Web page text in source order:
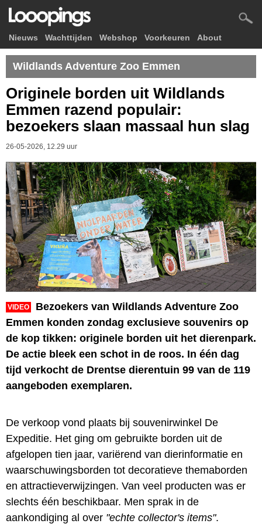
Nieuws Wachttijden Webshop Voorkeuren About
Wildlands Adventure Zoo Emmen
Originele borden uit Wildlands
Emmen razend populair:
bezoekers slaan massaal hun slag
26-05-2026, 12.29 uur
VIDEO
Bezoekers van Wildlands Adventure Zoo
Emmen konden zondag exclusieve souvenirs op
de kop tikken: originele borden uit het dierenpark.
De actie bleek een schot in de roos. In één dag
tijd verkocht de Drentse dierentuin 99 van de 119
aangeboden exemplaren.
De verkoop vond plaats bij souvenirwinkel De
Expeditie. Het ging om gebruikte borden uit de
afgelopen tien jaar, variërend van dierinformatie en
waarschuwingsborden tot decoratieve themaborden
en attractieverwijzingen. Van veel producten was er
slechts één beschikbaar. Men sprak in de
aankondiging al over "echte collector's items".